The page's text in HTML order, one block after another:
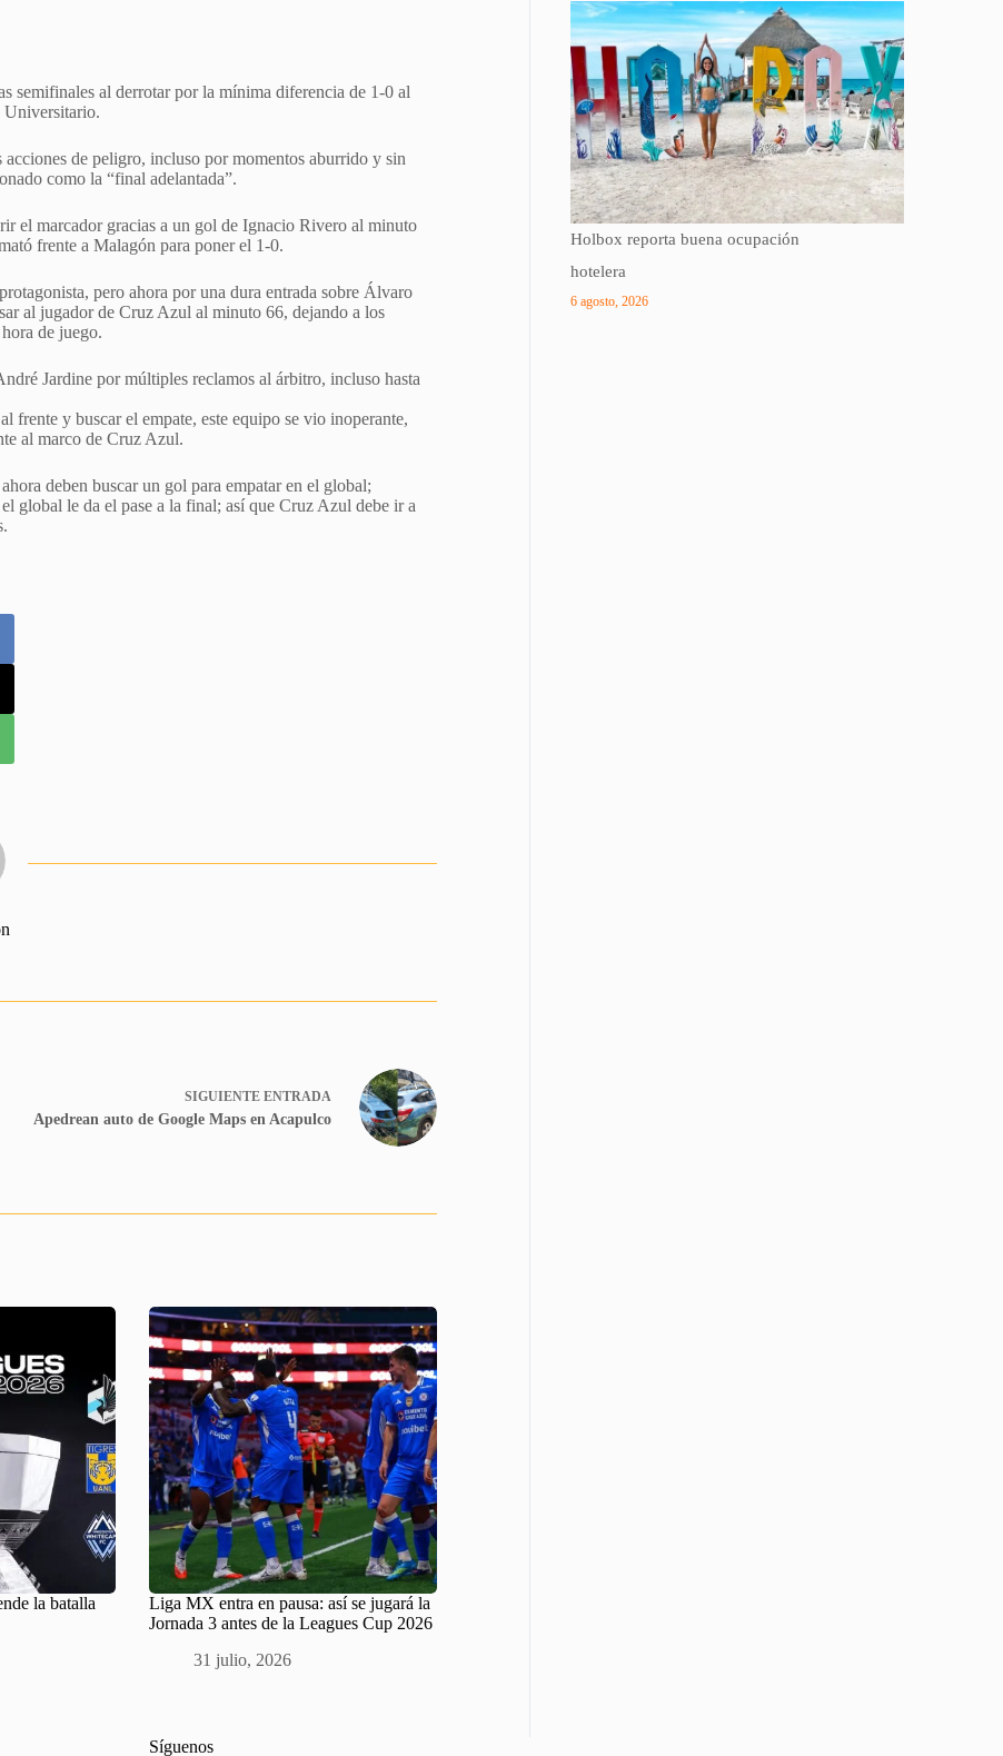
semifinales al derrotar por la mínima diferencia de 1-0 al
Universitario.
de peligro, incluso por momentos aburrido y sin
como la “final adelantada”.
el marcador gracias a un gol de Ignacio Rivero al minuto
frente a Malagón para poner el 1-0.
pero ahora por una dura entrada sobre Álvaro
al jugador de Cruz Azul al minuto 66, dejando a los
de juego.
Jardine por múltiples reclamos al árbitro, incluso hasta
frente y buscar el empate, este equipo se vio inoperante,
al marco de Cruz Azul.
deben buscar un gol para empatar en el global;
global le da el pase a la final; así que Cruz Azul debe ir a
SIGUIENTE ENTRADA
Apedrean auto de Google Maps en Acapulco
la batalla
Liga MX entra en pausa: así se jugará la
Jornada 3 antes de la Leagues Cup 2026
31 julio, 2026
Holbox reporta buena ocupación
hotelera
6 agosto, 2026
Síguenos